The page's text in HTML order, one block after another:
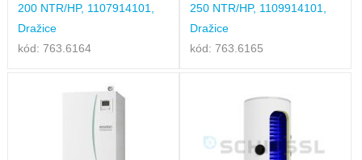
200 NTR/HP, 1107914101,
Dražice
kód: 763.6164
250 NTR/HP, 1109914101,
Dražice
kód: 763.6165